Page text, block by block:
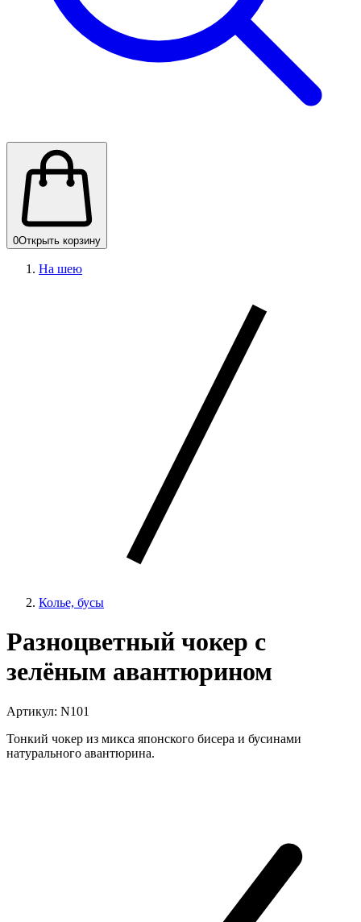
0Открыть корзину
На шею
Колье, бусы
Разноцветный чокер с
зелёным авантюрином
Артикул: N101
Тонкий чокер из микса японского бисера и бусинами
натурального авантюрина.